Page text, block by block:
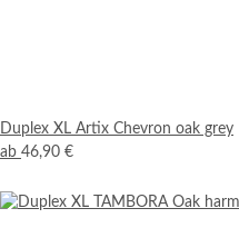
Duplex XL Artix Chevron oak grey
ab 46,90 €